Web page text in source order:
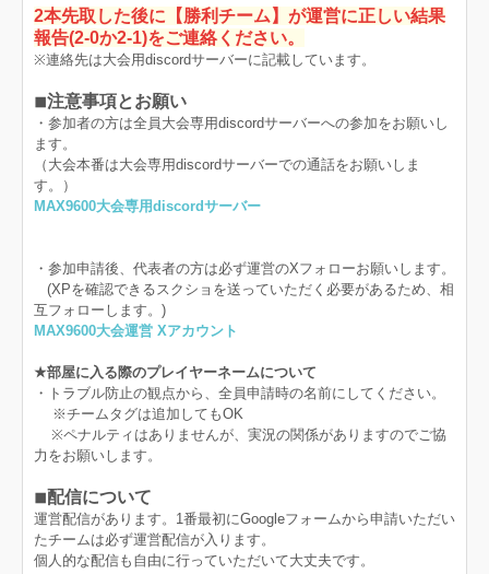
2本先取した後に【勝利チーム】が運営に正しい結果
報告(2-0か2-1)をご連絡ください。
※連絡先は大会用discordサーバーに記載しています。
◾︎注意事項とお願い
・参加者の方は全員大会専用discordサーバーへの参加をお願いし
ます。
（大会本番は大会専用discordサーバーでの通話をお願いしま
す。）
MAX9600大会専用discordサーバー
・参加申請後、代表者の方は必ず運営のXフォローお願いします。
(XPを確認できるスクショを送っていただく必要があるため、相
互フォローします。)
MAX9600大会運営 Xアカウント
★部屋に入る際のプレイヤーネームについて
・トラブル防止の観点から、全員申請時の名前にしてください。
※チームタグは追加してもOK
※ペナルティはありませんが、実況の関係がありますのでご協
力をお願いします。
◾︎配信について
運営配信があります。1番最初にGoogleフォームから申請いただい
たチームは必ず運営配信が入ります。
個人的な配信も自由に行っていただいて大丈夫です。